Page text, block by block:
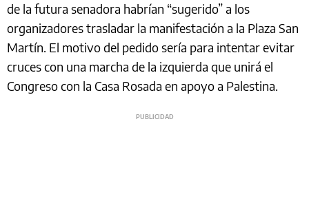
de la futura senadora habrían “sugerido” a los
organizadores trasladar la manifestación a la Plaza San
Martín. El motivo del pedido sería para intentar evitar
cruces con una marcha de la izquierda que unirá el
Congreso con la Casa Rosada en apoyo a Palestina.